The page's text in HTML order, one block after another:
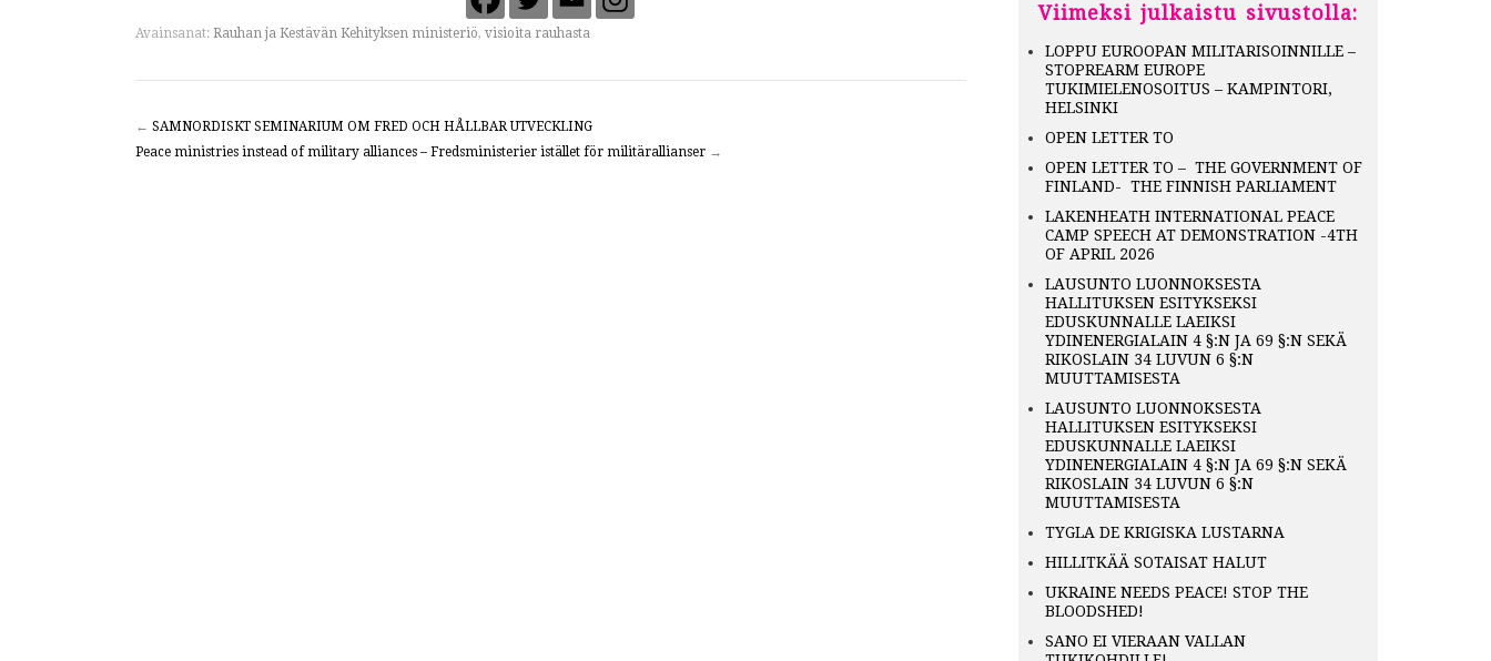
Avainsanat: Rauhan ja Kestävän Kehityksen ministeriö, visioita rauhasta
← SAMNORDISKT SEMINARIUM OM FRED OCH HÅLLBAR UTVECKLING
Peace ministries instead of military alliances – Fredsministerier istället för militärallianser →
Viimeksi julkaistu sivustolla:
LOPPU EUROOPAN MILITARISOINNILLE –
STOPREARM EUROPE
TUKIMIELENOSOITUS – KAMPINTORI,
HELSINKI
OPEN LETTER TO
OPEN LETTER TO – THE GOVERNMENT OF
FINLAND- THE FINNISH PARLIAMENT
LAKENHEATH INTERNATIONAL PEACE
CAMP SPEECH AT DEMONSTRATION -4TH
OF APRIL 2026
LAUSUNTO LUONNOKSESTA
HALLITUKSEN ESITYKSEKSI
EDUSKUNNALLE LAEIKSI
YDINENERGIALAIN 4 §:N JA 69 §:N SEKÄ
RIKOSLAIN 34 LUVUN 6 §:N
MUUTTAMISESTA
LAUSUNTO LUONNOKSESTA
HALLITUKSEN ESITYKSEKSI
EDUSKUNNALLE LAEIKSI
YDINENERGIALAIN 4 §:N JA 69 §:N SEKÄ
RIKOSLAIN 34 LUVUN 6 §:N
MUUTTAMISESTA
TYGLA DE KRIGISKA LUSTARNA
HILLITKÄÄ SOTAISAT HALUT
UKRAINE NEEDS PEACE! STOP THE
BLOODSHED!
SANO EI VIERAAN VALLAN